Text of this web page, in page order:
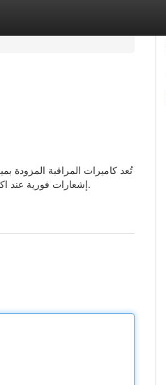
تُعد كاميرات المراقبة المزودة
إشعارات فورية عند اكتشاف أي صوت مريب، مما يساعد في التصرف السريع عند حدوث حالات طوارئ مثل السرقات أو الحوادث المنزلية.